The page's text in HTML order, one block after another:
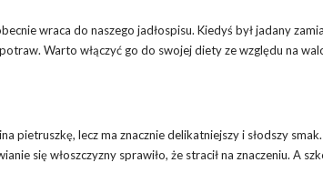
wraca do naszego jadłospisu. Kiedyś był jadany
Warto włączyć go do swojej diety ze względu na
lecz ma znacznie delikatniejszy i słodszy
się włoszczyzny sprawiło, że stracił na znaczeniu. A